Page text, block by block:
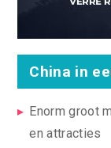
China in
Enorm groot
en attracties